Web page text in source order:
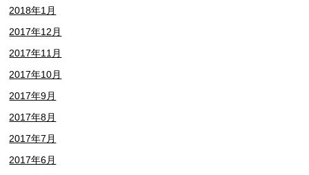
2018年1月
2017年12月
2017年11月
2017年10月
2017年9月
2017年8月
2017年7月
2017年6月